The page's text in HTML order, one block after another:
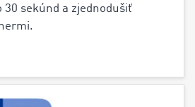
30 sekúnd a zjednodušiť